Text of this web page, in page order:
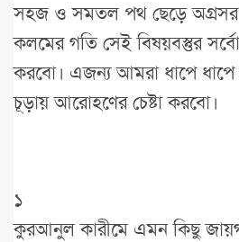
সহজ ও সমতল পথ ছেড়ে
কলমের গতি সেই বিষয়বস্তুর
করবো। এজন্য আমরা ধাপে
চূড়ায় আরোহণের চেষ্টা করবো।
১
কুরআনুল কারীমে এমন কিছু